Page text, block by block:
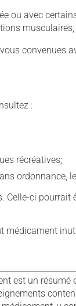
ou avec
convenues
:
récréatives;
ordonnance,
ci
est un